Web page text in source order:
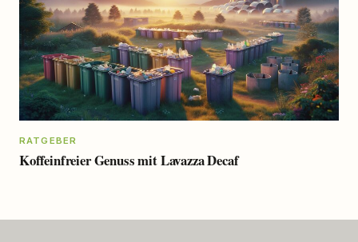
RATGEBER
Koffeinfreier Genuss mit Lavazza Decaf